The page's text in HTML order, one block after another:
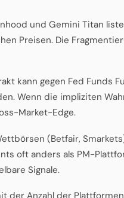
und Gemini Titan
Preisen. Die
kann gegen Fed Funds
Wenn die impliziten
Market-Edge.
(Betfair,
oft anders als PM-
Signale.